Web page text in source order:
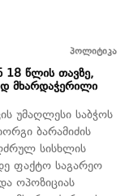
პოლიტიკა
18 წლის თავზე,
მხარდაჭერილი
უმაღლესი საბჭოს
ბარამიძის
სისხლის
ფაქტო საგარეო
ოპოზიციას